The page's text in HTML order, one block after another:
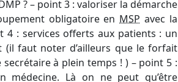
? – point 3 : valoriser la démarche
obligatoire en MSP avec la
4 : services offerts aux patients : un
faut noter d’ailleurs que le forfait
à plein temps ! ) – point 5 :
médecine. Là on ne peut qu’être